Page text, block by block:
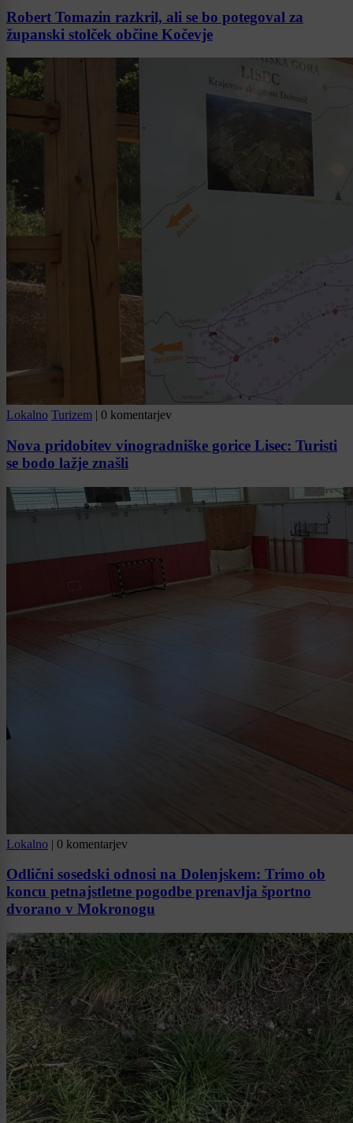
Robert Tomazin razkril, ali se bo potegoval za
županski stolček občine Kočevje
Lokalno Turizem | 0 komentarjev
Nova pridobitev vinogradniške gorice Lisec: Turisti
se bodo lažje znašli
Lokalno | 0 komentarjev
Odlični sosedski odnosi na Dolenjskem: Trimo ob
koncu petnajstletne pogodbe prenavlja športno
dvorano v Mokronogu